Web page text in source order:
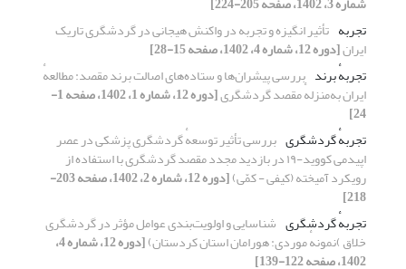
تجربه تأثیر انگیزه و تجربه در واکنش هیجانی در گردشگری تاریک
ایران[دوره 12، شماره 4، 1402، صفحه 15-28]
تجربهٔ برند بررسی پیشران‌ها و ستاده‌های اصالت برند مقصد: مطالعهٔ
ایران به‌منزلهٔ مقصد گردشگری [دوره 12، شماره 1، 1402، صفحه 1-
24]
تجربهٔ گردشگری بررسی تأثیر توسعهٔ گردشگری پزشکی در عصر
اپیدمی کووید-۱۹ در بازدید مجدد مقصد گردشگری با استفاده از
رویکرد آمیخته (کیفی - کمّی) [دوره 12، شماره 2، 1402، صفحه 203-
218]
تجربهٔ گردشگری شناسایی و اولویت‌بندی عوامل مؤثر در گردشگری
خلاق )نمونهٔ موردی: هورامان استان کردستان) [دوره 12، شماره 4،
1402، صفحه 122-139]